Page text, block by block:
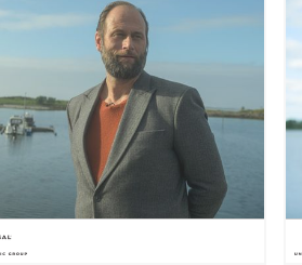
sa” ska bli det stora
i min medverkan i Hver
Vi Møtes. Det är min fjäder i hatten
en ”Tommy tycker om mig” och
2.0 – 40 år senare! Min mamma
”att om hjärtat är på rätt plats
en vän”. Och en sann vän vågar
och säga nej och stöttar en
och torrt. Det är vad den här låten
om för mig. Och jag är så glad att
att jag har sådana vänner som
nej när jag vill säga ja och som